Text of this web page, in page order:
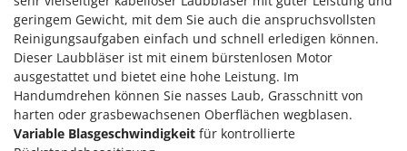
Klimaanlagen – Klimageräte
Knetmaschinen
Knochensägen
Kompressoren - elektrisch
Kompressoren für Ernte und Baumschnitt
Kreiseleggen
E
Echo
EcoFlow
Edilmark
Effeuno
geringem Gewicht, mit dem Sie auch die anspruchsvollsten
Reinigungsaufgaben einfach und schnell erledigen können.
Dieser Laubbläser ist mit einem bürstenlosen Motor
ausgestattet und bietet eine hohe Leistung. Im
Handumdrehen können Sie nasses Laub, Grasschnitt von
harten oder grasbewachsenen Oberflächen wegblasen.
Variable Blasgeschwindigkeit für kontrollierte